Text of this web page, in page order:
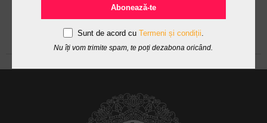
Abonează-te
Sunt de acord cu Termeni și condiții.
Nu îți vom trimite spam, te poți dezabona oricând.